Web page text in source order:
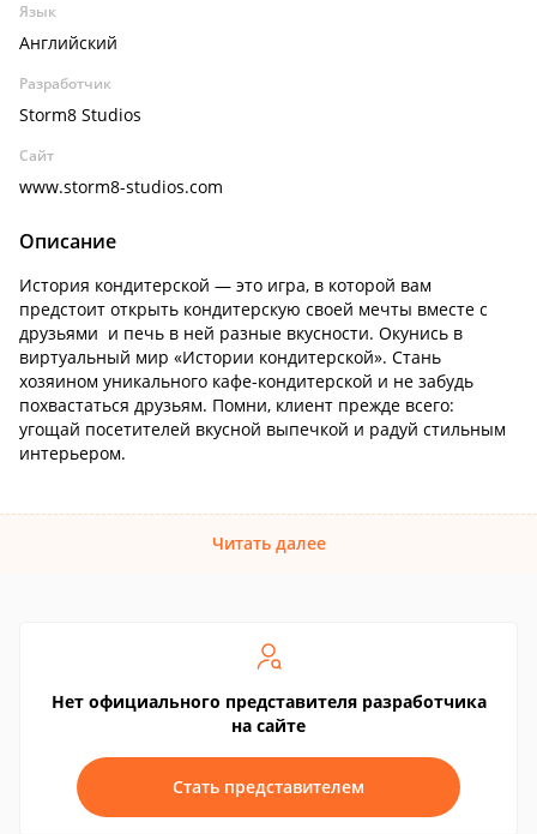
Язык
Английский
Разработчик
Storm8 Studios
Сайт
www.storm8-studios.com
Описание
История кондитерской — это игра, в которой вам
предстоит открыть кондитерскую своей мечты вместе с
друзьями и печь в ней разные вкусности. Окунись в
виртуальный мир «Истории кондитерской». Стань
хозяином уникального кафе-кондитерской и не забудь
похвастаться друзьям. Помни, клиент прежде всего:
угощай посетителей вкусной выпечкой и радуй стильным
интерьером.
Читать далее
Нет официального представителя разработчика
на сайте
Стать представителем